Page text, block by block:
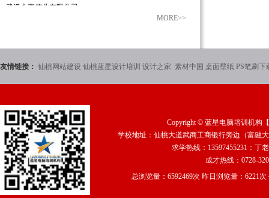
武汉永嘉伟业有限公司
江苏宗申三轮
武汉匠人装饰公司
武汉万邦房产公司
武汉雅庭装饰公司
武汉澳华装饰公司
武汉星彩设计印务
仙桃市阳光天使摄影
深圳天地人广告设计
仙桃市未来装饰公司
MORE>>
友情链接： 仙桃网站建设 仙桃蓝星设计培训 设计之家 素材中国 桌面壁纸 PS笔刷下
Copyright © 蓝星电脑培训机构
学校地址：仙桃大道武商工商银行旁边（富融
求学热线：13597455231：丁
成才热线：0728-
总浏览量：6592469次 昨日浏览量：6221